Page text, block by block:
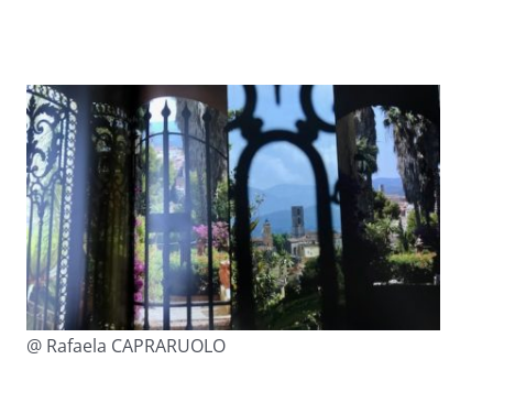
@ Rafaela CAPRARUOLO